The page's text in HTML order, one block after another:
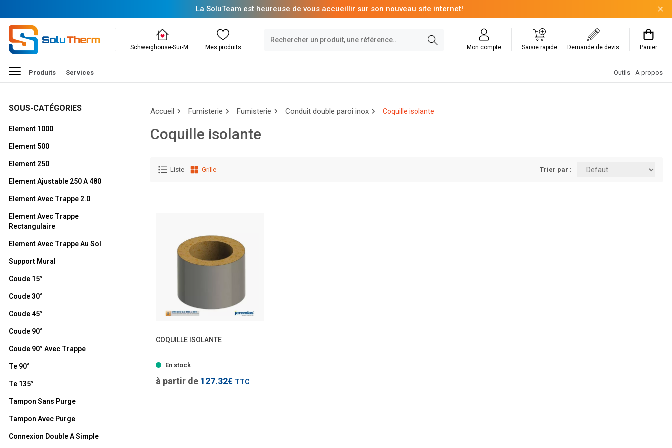
La SoluTeam est heureuse de vous accueillir sur son nouveau site internet!
Schweighouse-Sur-Moder Mes produits Mon compte Saisie rapide Demande de devis Panier
Produits Services Outils A propos
SOUS-CATÉGORIES
Element 1000
Element 500
Element 250
Element Ajustable 250 A 480
Element Avec Trappe 2.0
Element Avec Trappe
Rectangulaire
Element Avec Trappe Au Sol
Support Mural
Coude 15°
Coude 30°
Coude 45°
Coude 90°
Coude 90° Avec Trappe
Te 90°
Te 135°
Tampon Sans Purge
Tampon Avec Purge
Connexion Double A Simple
Accueil Fumisterie Fumisterie Conduit double paroi inox Coquille isolante
Coquille isolante
Liste Grille Trier par :
COQUILLE ISOLANTE
En stock
à partir de 127.32€ TTC